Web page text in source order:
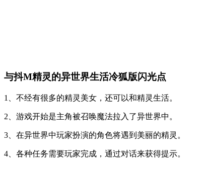
与抖M精灵的异世界生活冷狐版闪光点
1、不经有很多的精灵美女，还可以和精灵生活。
2、游戏开始是主角被召唤魔法拉入了异世界中。
3、在异世界中玩家扮演的角色将遇到美丽的精灵。
4、各种任务需要玩家完成，通过对话来获得提示。